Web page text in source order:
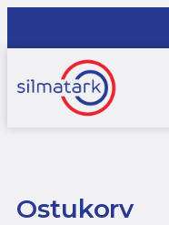
Ostukorv